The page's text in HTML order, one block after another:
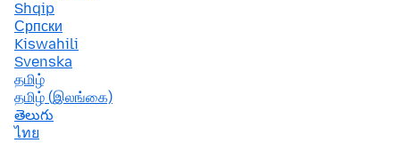
Shqip
Српски
Kiswahili
Svenska
தமிழ்
தமிழ் (இலங்கை)
తెలుగు
ไทย